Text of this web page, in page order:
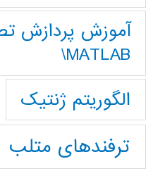
آموزش پردازش
MATLAB\
الگوریتم ژنتیک
ترفندهای متلب